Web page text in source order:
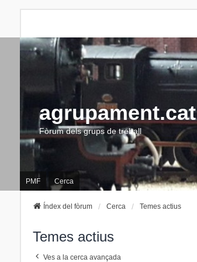
agrupament.cat
Fòrum dels grups de treball
PMF Cerca
Índex del fòrum Cerca Temes actius
Temes actius
Ves a la cerca avançada